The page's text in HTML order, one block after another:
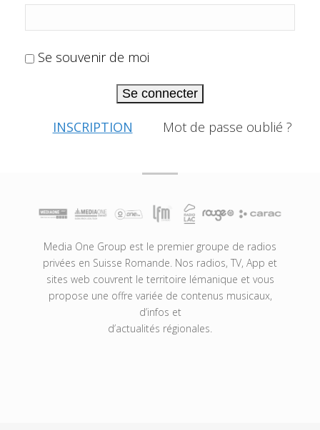
Se souvenir de moi
Se connecter
INSCRIPTION Mot de passe oublié ?
Media One Group est le premier groupe de radios
privées en Suisse Romande. Nos radios, TV, App et
sites web couvrent le territoire lémanique et vous
propose une offre variée de contenus musicaux,
d’infos et
d’actualités régionales.